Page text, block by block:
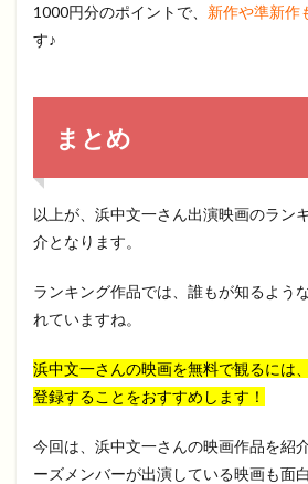
1000円分のポイントで、 新作や準新作
す♪
まとめ
以上が、浜中文一さん出演映画のラン
介となります。
ランキング作品では、誰もが知るよう
れていますね。
浜中文一さんの映画を無料で観るには
登録することをおすすめします！
今回は、浜中文一さんの映画作品を紹
ーズメンバーが出演している映画も面